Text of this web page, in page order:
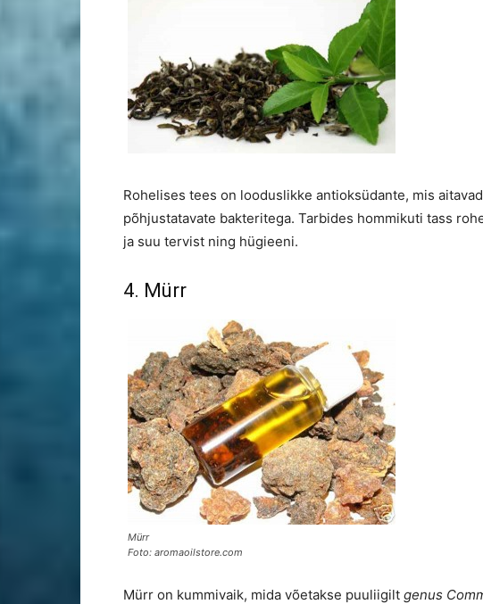
Rohelises tees on looduslikke antioksüdante, mis
põhjustatavate bakteritega. Tarbides hommikuti tass
ja suu tervist ning hügieeni.
4. Mürr
Mürr
Foto: aromaoilstore.com
Mürr on kummivaik, mida võetakse puuliigilt genus